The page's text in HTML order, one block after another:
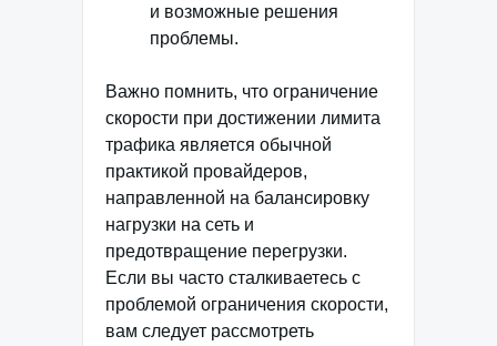
и возможные решения
проблемы.
Важно помнить, что ограничение
скорости при достижении лимита
трафика является обычной
практикой провайдеров,
направленной на балансировку
нагрузки на сеть и
предотвращение перегрузки.
Если вы часто сталкиваетесь с
проблемой ограничения скорости,
вам следует рассмотреть